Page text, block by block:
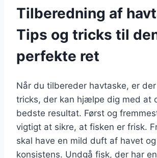
Tilberedning af
Tips og tricks til
perfekte ret
Når du tilbereder havtaske, er
tricks, der kan hjælpe dig med at
bedste resultat. Først og
vigtigt at sikre, at fisken er frisk.
skal have en mild duft af havet
konsistens. Undgå fisk, der har